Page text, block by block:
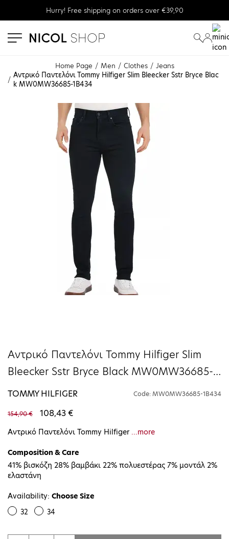
Hurry! Free shipping on orders over €39,90
Home Page Men Clothes
Jeans
Αντρικό Παντελόνι Tommy Hilfiger Slim Bleecker Sstr Bryce Blac
k MW0MW36685-1B434
Αντρικό Παντελόνι Tommy Hilfiger Slim
Bleecker Sstr Bryce Black MW0MW36685-
1B434
TOMMY HILFIGER Code: MW0MW36685-1B434
154,90 € 108,43 €
Αντρικό Παντελόνι Tommy Hilfiger ...more
Composition & Care
41% βισκόζη 28% βαμβάκι 22% πολυεστέρας 7% μοντάλ 2%
ελαστάνη
Availability: Choose Size
32 34